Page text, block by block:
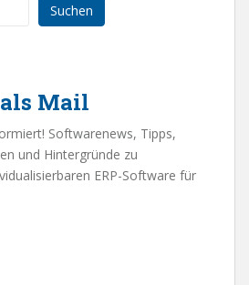
Suchen
Mail
Softwarenews, Tipps,
und Hintergründe zu
ERP-Software für